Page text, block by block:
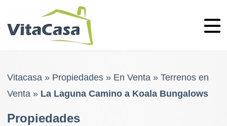
Vitacasa» Propiedades» En Venta» Terrenos en
Venta» La Laguna Camino a Koala Bungalows
Propiedades